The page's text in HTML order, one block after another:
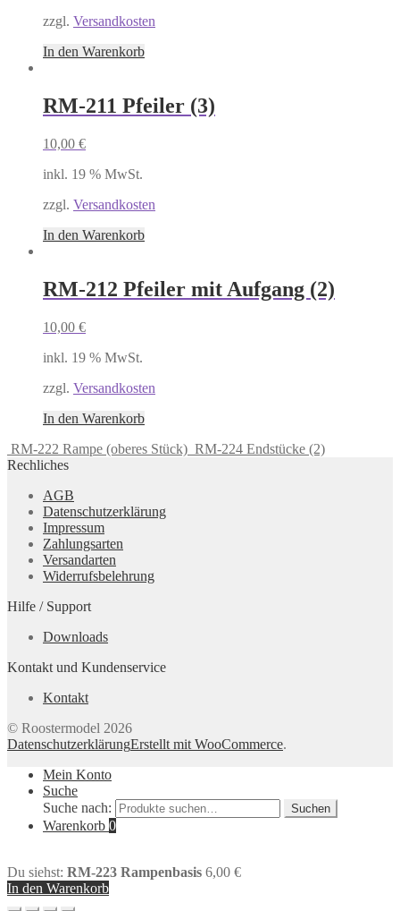
zzgl. Versandkosten
In den Warenkorb
RM-211 Pfeiler (3)
10,00 €
inkl. 19 % MwSt.
zzgl. Versandkosten
In den Warenkorb
RM-212 Pfeiler mit Aufgang (2)
10,00 €
inkl. 19 % MwSt.
zzgl. Versandkosten
In den Warenkorb
RM-222 Rampe (oberes Stück) RM-224 Endstücke (2)
Rechliches
AGB
Datenschutzerklärung
Impressum
Zahlungsarten
Versandarten
Widerrufsbelehrung
Hilfe / Support
Downloads
Kontakt und Kundenservice
Kontakt
© Roostermodel 2026
DatenschutzerklärungErstellt mit WooCommerce.
Mein Konto
Suche
Suche nach:
Suchen
Warenkorb 0
Du siehst: RM-223 Rampenbasis 6,00 €
In den Warenkorb